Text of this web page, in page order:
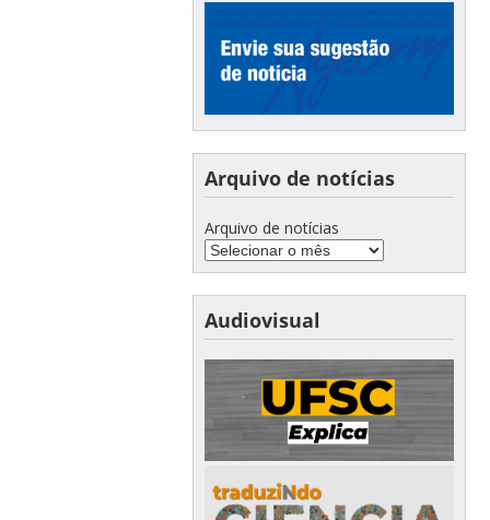
Arquivo de notícias
Arquivo de notícias
Audiovisual